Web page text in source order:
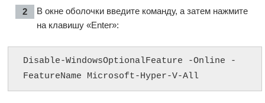
В окне оболочки введите команду, а затем нажмите
на клавишу «Enter»:
Disable-WindowsOptionalFeature -Online -
FeatureName Microsoft-Hyper-V-All